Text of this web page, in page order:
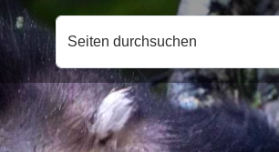
Seiten durchsuchen